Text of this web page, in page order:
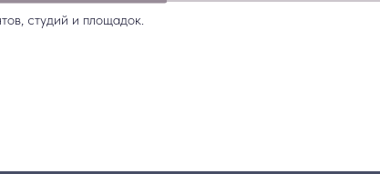
студий и площадок.